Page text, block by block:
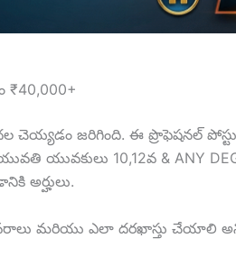
₹40,000+
జరిగింది. ఈ ప్రొఫెషనల్
యువకులు 10,12వ & ANY
అర్హులు.
మరియు ఎలా దరఖాస్తు చేయాలి